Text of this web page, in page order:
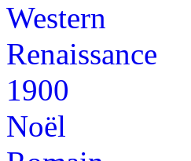
Western
Renaissance
1900
Noël